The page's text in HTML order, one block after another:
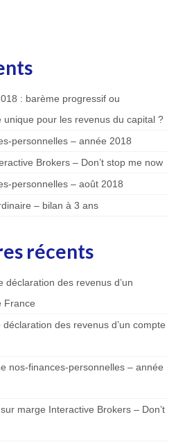
: barème progressif ou
unique pour les revenus du capital ?
personnelles – année 2018
Brokers – Don’t stop me now
personnelles – août 2018
– bilan à 3 ans
récents
déclaration des revenus d’un
France
déclaration des revenus d’un compte
nos-finances-personnelles – année
marge Interactive Brokers – Don’t